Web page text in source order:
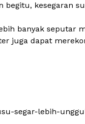
begitu, kesegaran
banyak seputar
juga dapat
segar-lebih-